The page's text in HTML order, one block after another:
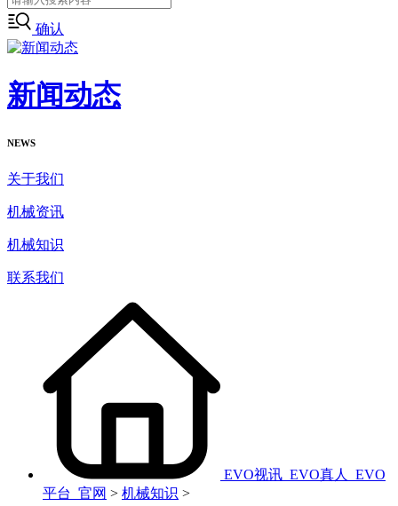
确认
新闻动态
NEWS
关于我们
机械资讯
机械知识
联系我们
EVO视讯_EVO真人_EVO
平台_官网 > 机械知识 >